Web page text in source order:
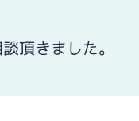
頂きました。